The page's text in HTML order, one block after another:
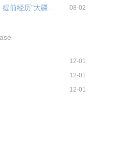
08-02
12-01
12-01
12-01